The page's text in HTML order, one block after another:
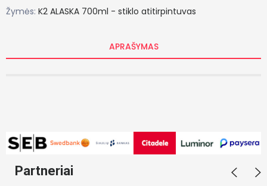
Žymės: K2 ALASKA 700ml - stiklo atitirpintuvas
APRAŠYMAS
Partneriai